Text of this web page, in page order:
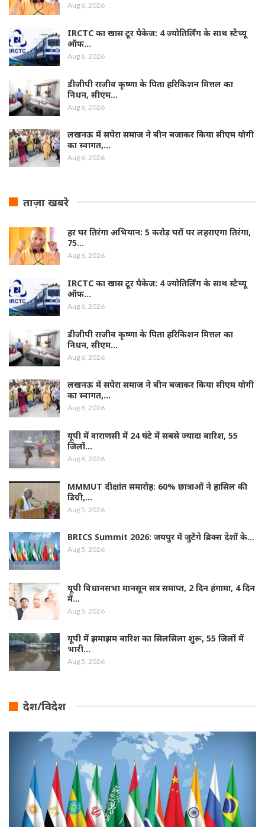
Aug 6, 2026
IRCTC का खास टूर पैकेज: 4 ज्योतिर्लिंग के साथ स्टैच्यू
ऑफ…
Aug 6, 2026
डीजीपी राजीव कृष्णा के पिता हरिकिशन मित्तल का
निधन, सीएम…
Aug 6, 2026
लखनऊ में सपेरा समाज ने बीन बजाकर किया सीएम योगी
का स्वागत,…
Aug 6, 2026
ताज़ा खबरे
हर घर तिरंगा अभियान: 5 करोड़ घरों पर लहराएगा तिरंगा,
75…
Aug 6, 2026
IRCTC का खास टूर पैकेज: 4 ज्योतिर्लिंग के साथ स्टैच्यू
ऑफ…
Aug 6, 2026
डीजीपी राजीव कृष्णा के पिता हरिकिशन मित्तल का
निधन, सीएम…
Aug 6, 2026
लखनऊ में सपेरा समाज ने बीन बजाकर किया सीएम योगी
का स्वागत,…
Aug 6, 2026
यूपी में वाराणसी में 24 घंटे में सबसे ज्यादा बारिश, 55
जिलों…
Aug 6, 2026
MMMUT दीक्षांत समारोह: 60% छात्राओं ने हासिल की
डिग्री,…
Aug 5, 2026
BRICS Summit 2026: जयपुर में जुटेंगे ब्रिक्स देशों के…
Aug 5, 2026
यूपी विधानसभा मानसून सत्र समाप्त, 2 दिन हंगामा, 4 दिन
में…
Aug 5, 2026
यूपी में झमाझम बारिश का सिलसिला शुरू, 55 जिलों में
भारी…
Aug 5, 2026
देश/विदेश